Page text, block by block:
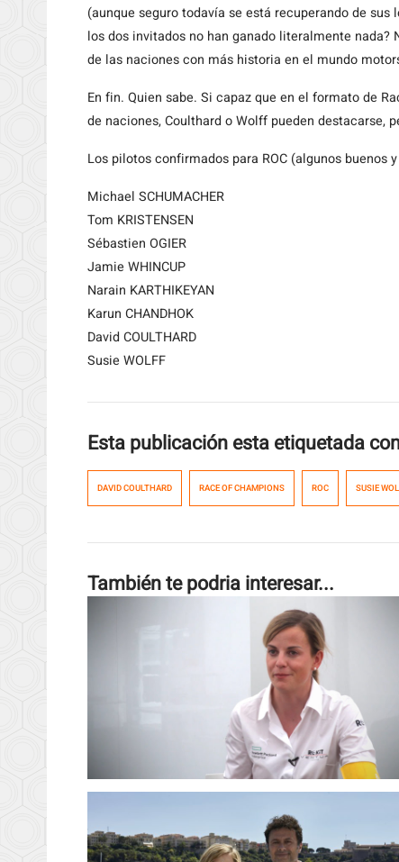
(aunque seguro todavía se está recuperando de
los dos invitados no han ganado literalmente
de las naciones con más historia en el mundo
En fin. Quien sabe. Si capaz que en el formato de
de naciones, Coulthard o Wolff pueden destacarse,
Los pilotos confirmados para ROC (algunos buenos
Michael SCHUMACHER
Tom KRISTENSEN
Sébastien OGIER
Jamie WHINCUP
Narain KARTHIKEYAN
Karun CHANDHOK
David COULTHARD
Susie WOLFF
Esta publicación esta etiquetada
DAVID COULTHARD RACE OF CHAMPIONS ROC SUSIE
También te podria interesar...